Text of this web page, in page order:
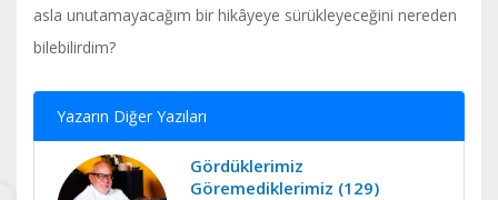
asla unutamayacağım bir hikâyeye sürükleyeceğini nereden
bilebilirdim?
Yazarın Diğer Yazıları
Gördüklerimiz
Göremediklerimiz (129)